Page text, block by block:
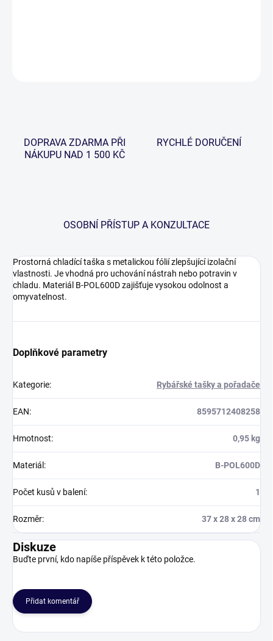
DOPRAVA ZDARMA PŘI
NÁKUPU NAD 1 500 KČ
RYCHLÉ DORUČENÍ
OSOBNÍ PŘÍSTUP A KONZULTACE
Prostorná chladící taška s metalickou fólií zlepšující izolační
vlastnosti. Je vhodná pro uchování nástrah nebo potravin v
chladu. Materiál B-POL600D zajišťuje vysokou odolnost a
omyvatelnost.
Doplňkové parametry
Kategorie: Rybářské tašky a pořadače
EAN: 8595712408258
Hmotnost: 0,95 kg
Materiál : B-POL600D
Počet kusů v balení: 1
Rozměr: 37 x 28 x 28 cm
Diskuze
Buďte první, kdo napíše příspěvek k této položce.
Přidat komentář